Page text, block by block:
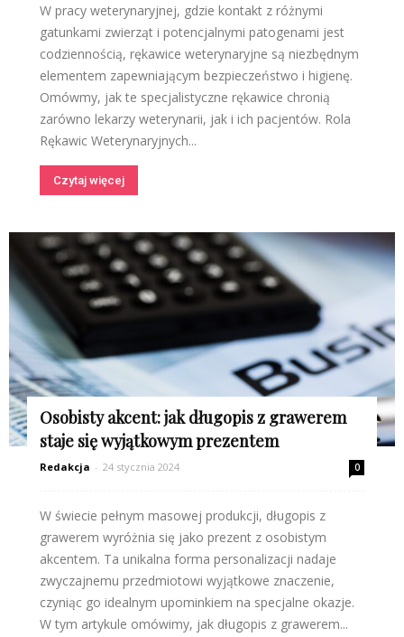
W pracy weterynaryjnej, gdzie kontakt z różnymi
gatunkami zwierząt i potencjalnymi patogenami jest
codziennością, rękawice weterynaryjne są niezbędnym
elementem zapewniającym bezpieczeństwo i higienę.
Omówmy, jak te specjalistyczne rękawice chronią
zarówno lekarzy weterynarii, jak i ich pacjentów. Rola
Rękawic Weterynaryjnych...
Czytaj więcej
Osobisty akcent: jak długopis z grawerem
staje się wyjątkowym prezentem
Redakcja - 24 stycznia 2024 0
W świecie pełnym masowej produkcji, długopis z
grawerem wyróżnia się jako prezent z osobistym
akcentem. Ta unikalna forma personalizacji nadaje
zwyczajnemu przedmiotowi wyjątkowe znaczenie,
czyniąc go idealnym upominkiem na specjalne okazje.
W tym artykule omówimy, jak długopis z grawerem...